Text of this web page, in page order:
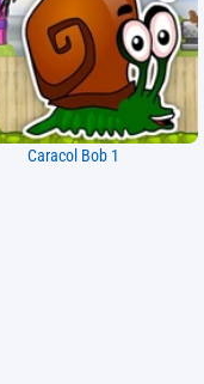
Caracol Bob 1